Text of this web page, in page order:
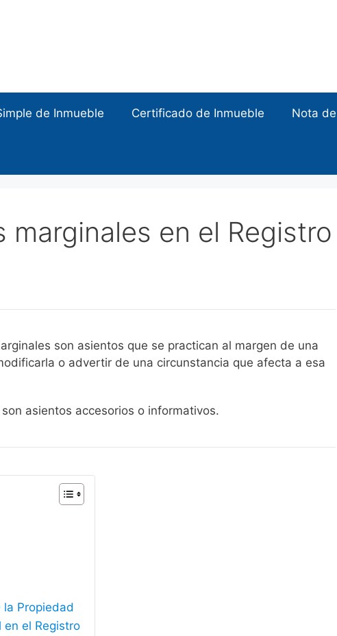
de Inmueble Certificado de Inmueble Nota
en el Registro
son asientos que se practican al margen de una
o advertir de una circunstancia que afecta a esa
asientos accesorios o informativos.
Propiedad
el Registro